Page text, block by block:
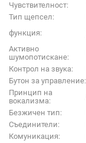
Чувствителност:
Тип щепсел:
функция:
Активно
шумопотискане:
Контрол на звука:
Бутон за управление:
Принцип на
вокализма:
Безжичен тип:
Съединители:
Комуникация: